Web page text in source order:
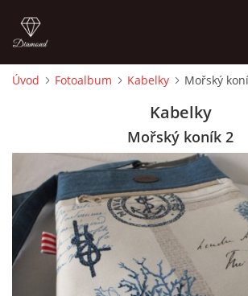
CEDULKY
MOJE POSLEDNÍ PRÁCE
Úvod Fotoalbum Kabelky Mořský
Kabelky
Mořský koník 2